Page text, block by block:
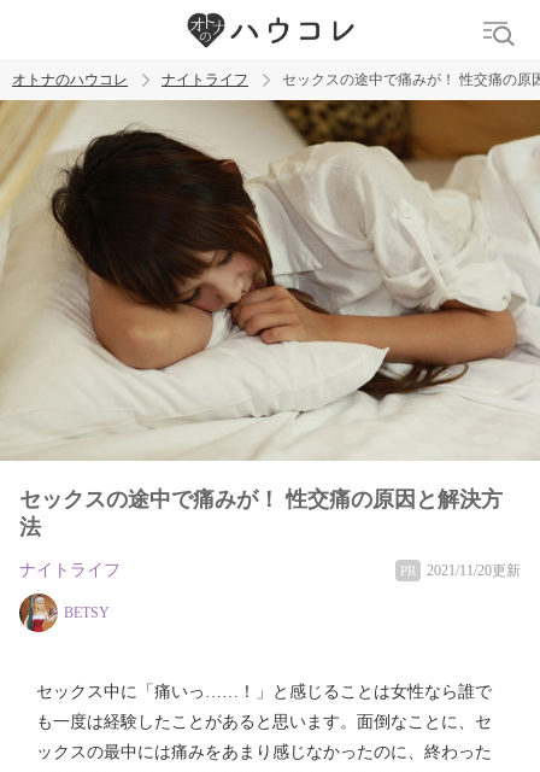
トレンド ワード
ラブグッズ 吸うやつ
オトナのハウコレ ナイトライフ セックスの途中で痛みが！ 性交痛の原
セックスの途中で痛みが！ 性交痛の原因と解決方
法
ナイトライフ PR 2021/11/20更新
BETSY
セックス中に「痛いっ……！」と感じることは女性なら誰で
も一度は経験したことがあると思います。面倒なことに、セ
ックスの最中には痛みをあまり感じなかったのに、終わった